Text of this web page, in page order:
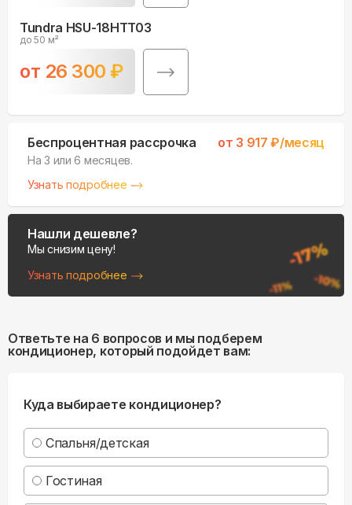
Tundra HSU-18HTT03
до 50 м²
от 26 300 ₽
Беспроцентная рассрочка от 3 917 ₽/месяц
На 3 или 6 месяцев.
Узнать подробнее
Нашли дешевле?
Мы снизим цену!
Узнать подробнее
Ответьте на 6 вопросов и мы подберем
кондиционер, который подойдет вам:
Куда выбираете кондиционер?
Спальня/детская
Гостиная